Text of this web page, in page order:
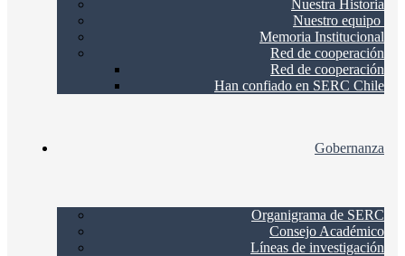
Nuestra Historia
Nuestro equipo
Memoria Institucional
Red de cooperación
Red de cooperación
Han confiado en SERC Chile
Gobernanza
Organigrama de SERC
Consejo Académico
Líneas de investigación